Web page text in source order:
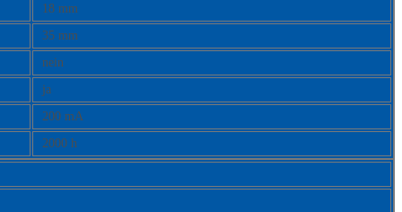
18 mm
35 mm
nein
ja
200 mA
2000 h